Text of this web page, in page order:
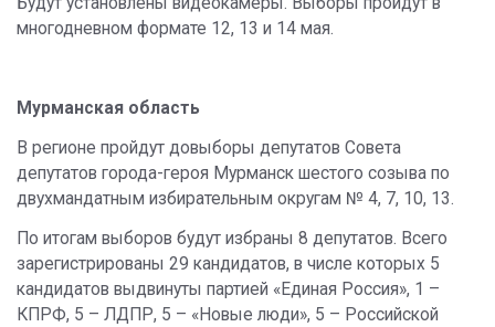
многодневном формате 12, 13 и 14 мая.
Мурманская область
В регионе пройдут довыборы депутатов Совета
депутатов города-героя Мурманск шестого созыва по
двухмандатным избирательным округам № 4, 7, 10, 13.
По итогам выборов будут избраны 8 депутатов. Всего
зарегистрированы 29 кандидатов, в числе которых 5
кандидатов выдвинуты партией «Единая Россия», 1 –
КПРФ, 5 – ЛДПР, 5 – «Новые люди», 5 – Российской